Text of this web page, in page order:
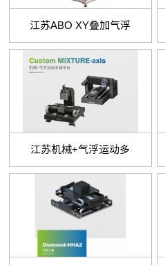
江苏ABO XY叠加气浮
江苏机械+气浮运动多